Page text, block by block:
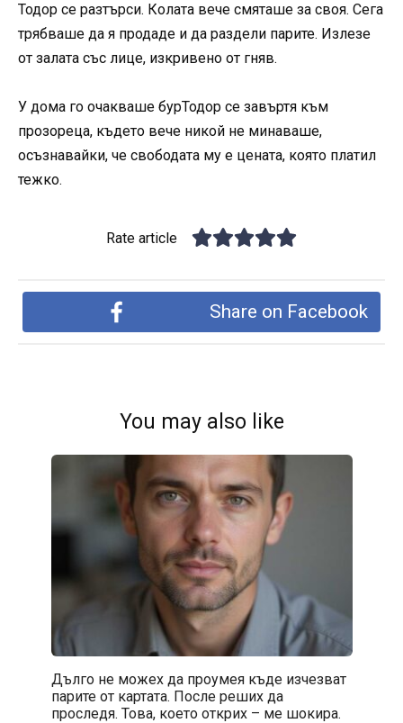
Тодор се разтърси. Колата вече смяташе за своя. Сега
трябваше да я продаде и да раздели парите. Излезе
от залата със лице, изкривено от гняв.
У дома го очакваше бурТодор се завъртя към
прозореца, където вече никой не минаваше,
осъзнавайки, че свободата му е цената, която платил
тежко.
Rate article
Share on Facebook
You may also like
Дълго не можех да проумея къде изчезват
парите от картата. После реших да
проследя. Това, което открих – ме шокира.